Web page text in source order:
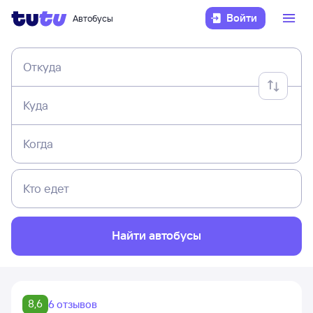
Автобусы Войти
Откуда
Куда
Когда
Кто едет
Найти автобусы
8,6 6 отзывов